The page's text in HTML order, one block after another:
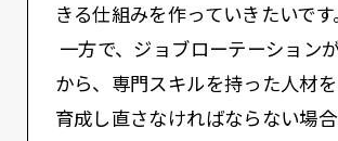
きる仕組みを作っていきたいです
一方で、ジョブローテーション
から、専門スキルを持った人材
育成し直さなければならない場